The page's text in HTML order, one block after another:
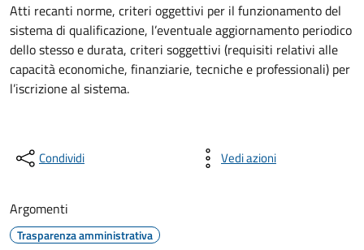
Atti recanti norme, criteri oggettivi per il funzionamento del
sistema di qualificazione, l’eventuale aggiornamento periodico
dello stesso e durata, criteri soggettivi (requisiti relativi alle
capacità economiche, finanziarie, tecniche e professionali) per
l’iscrizione al sistema.
Condividi Vedi azioni
Argomenti
Trasparenza amministrativa